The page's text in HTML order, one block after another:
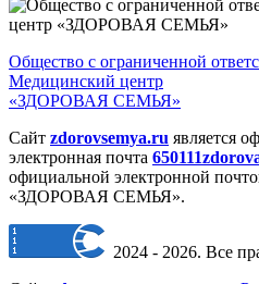
Общество с ограниченной
Медицинский центр
«ЗДОРОВАЯ СЕМЬЯ»
Сайт zdorovsemya.ru является
электронная почта
официальной электронной
«ЗДОРОВАЯ СЕМЬЯ».
2024 - 2026. Все